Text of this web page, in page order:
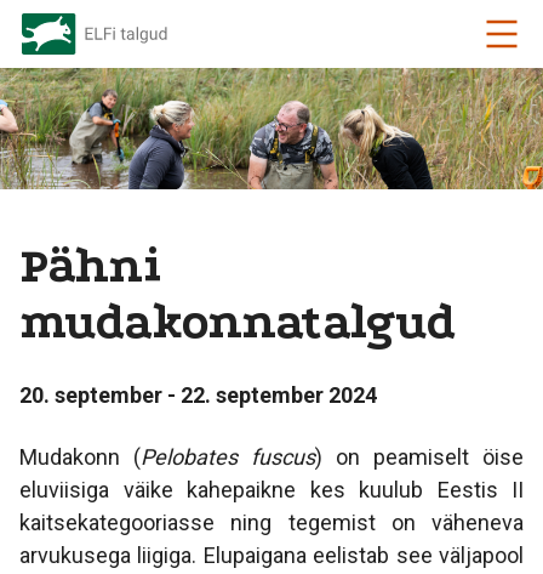
Pähni
mudakonnatalgud
20. september - 22. september 2024
Mudakonn (Pelobates fuscus) on peamiselt öise
eluviisiga väike kahepaikne kes kuulub Eestis II
kaitsekategooriasse ning tegemist on väheneva
arvukusega liigiga. Elupaigana eelistab see väljapool